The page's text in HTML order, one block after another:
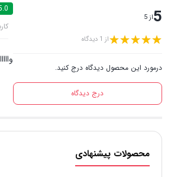
5از 5
از 1 دیدگاه
درمورد این محصول دیدگاه درج کنید.
درج دیدگاه
محصولات پیشنهادی